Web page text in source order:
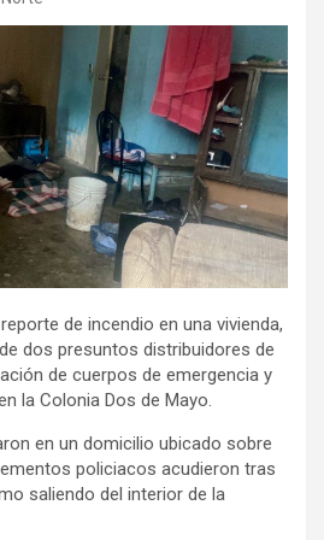
de incendio en una vivienda,
dos presuntos distribuidores de
de cuerpos de emergencia y
la Colonia Dos de Mayo.
en un domicilio ubicado sobre
policiacos acudieron tras
saliendo del interior de la